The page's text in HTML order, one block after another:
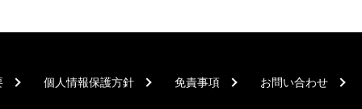
個人情報保護方針 免責事項 お問い合わせ